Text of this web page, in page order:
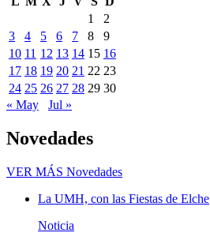
1
2
3
4 5 6 7 8
9
10 11 12 13 14 15 16
17 18 19 20 21 22 23
24 25 26 27 28 29 30
« May
Jul »
Novedades
VER MÁS Novedades
La UMH, con las Fiestas de Elche
Noticia